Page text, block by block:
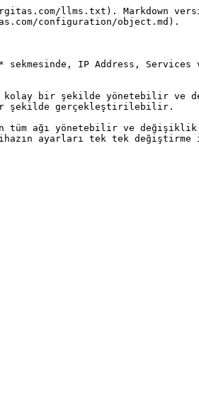
llms.txt). Markdown
configuration/object.md).
IP Address,
bir şekilde yönetebilir ve
şekilde gerçekleştirilebilir.
ağı yönetebilir ve değişiklik
ayarları tek tek